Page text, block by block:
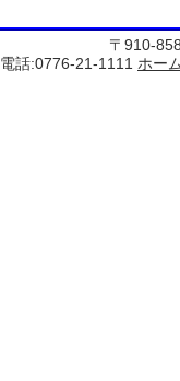
〒910-
電話:0776-21-1111 ホー